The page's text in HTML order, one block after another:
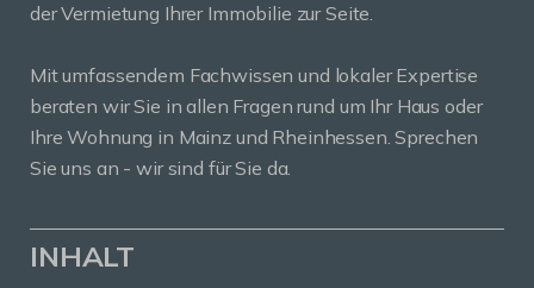
der Vermietung Ihrer Immobilie zur Seite.
Mit umfassendem Fachwissen und lokaler Expertise
beraten wir Sie in allen Fragen rund um Ihr Haus oder
Ihre Wohnung in Mainz und Rheinhessen. Sprechen
Sie uns an - wir sind für Sie da.
INHALT